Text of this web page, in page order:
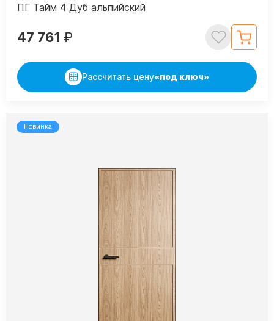
ПГ Тайм 4 Дуб альпийский
47 761 ₽
Рассчитать цену«под ключ»
Новинка